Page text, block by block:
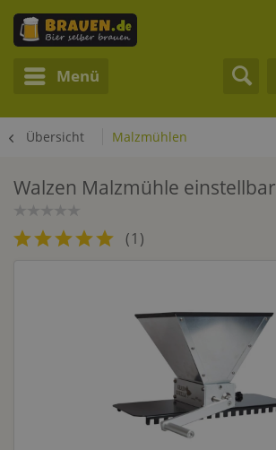
Menü
Übersicht Malzmühlen
Walzen Malzmühle einstellbar
(1 )